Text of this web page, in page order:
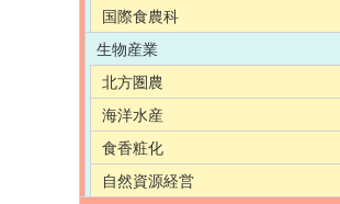
国際食農科
生物産業
北方圏農
海洋水産
食香粧化
自然資源経営